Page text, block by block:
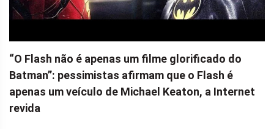
“O Flash não é apenas um filme glorificado do
Batman”: pessimistas afirmam que o Flash é
apenas um veículo de Michael Keaton, a Internet
revida